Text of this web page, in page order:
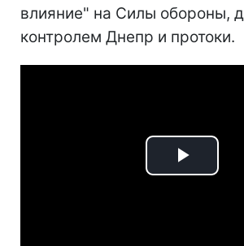
влияние" на Силы обороны,
контролем Днепр и протоки.
Play